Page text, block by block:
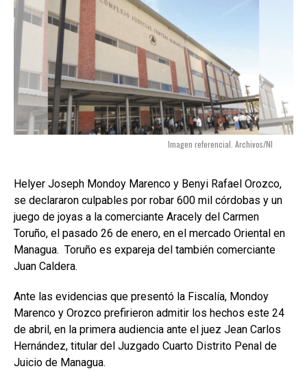
Imagen referencial. Archivos/NI
Helyer Joseph Mondoy Marenco y Benyi Rafael Orozco,
se declararon culpables por robar 600 mil córdobas y un
juego de joyas a la comerciante Aracely del Carmen
Toruño, el pasado 26 de enero, en el mercado Oriental en
Managua. Toruño es expareja del también comerciante
Juan Caldera.
Ante las evidencias que presentó la Fiscalía, Mondoy
Marenco y Orozco prefirieron admitir los hechos este 24
de abril, en la primera audiencia ante el juez Jean Carlos
Hernández, titular del Juzgado Cuarto Distrito Penal de
Juicio de Managua.